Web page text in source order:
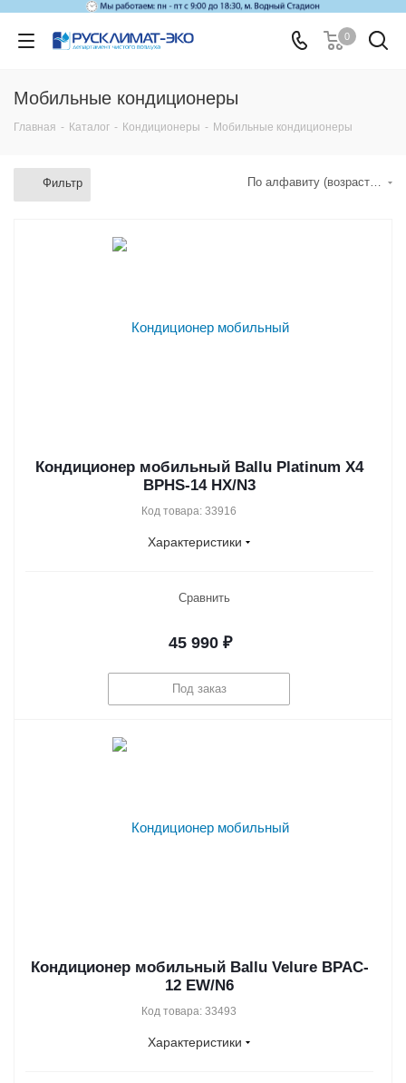
0
Мобильные кондиционеры
Главная - Каталог - Кондиционеры - Мобильные кондиционеры
Фильтр
Кондиционер мобильный Ballu Platinum X4
BPHS-14 HX/N3
Код товара: 33916
Характеристики
Сравнить
45 990₽
Под заказ
Кондиционер мобильный Ballu Velure BPAC-
12 EW/N6
Код товара: 33493
Характеристики